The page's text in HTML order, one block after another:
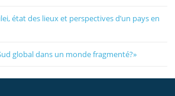
état des lieux et perspectives d’un pays en
global dans un monde fragmenté?»